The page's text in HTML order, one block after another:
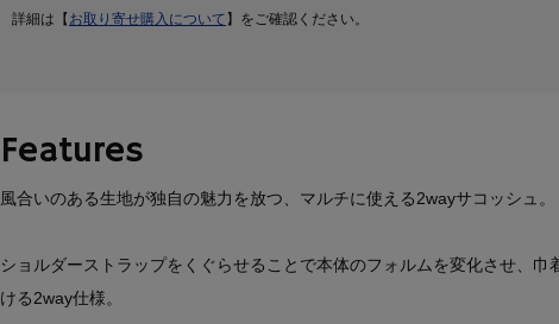
詳細は【 お取り寄せ購入について 】をご確認ください。
Features
風合いのある生地が独自の魅力を放つ、マルチに使える2wayサコッシュ。
ショルダーストラップをくぐらせることで本体のフォルムを変化させ、巾
ける2way仕様。